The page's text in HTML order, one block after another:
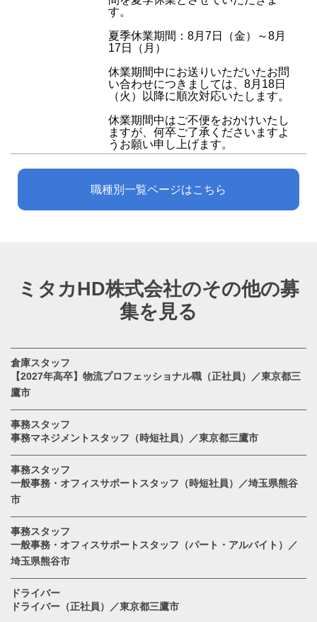
す。
夏季休業期間：8月7日（金）～8月
17日（月）
休業期間中にお送りいただいたお問
い合わせにつきましては、8月18日
（火）以降に順次対応いたします。
休業期間中はご不便をおかけいたし
ますが、何卒ご了承くださいますよ
うお願い申し上げます。
職種別一覧ページはこちら
ミタカHD株式会社のその他の募
集を見る
倉庫スタッフ
【2027年高卒】物流プロフェッショナル職（正社員）／東京都三
鷹市
事務スタッフ
事務マネジメントスタッフ（時短社員）／東京都三鷹市
事務スタッフ
一般事務・オフィスサポートスタッフ（時短社員）／埼玉県熊谷
市
事務スタッフ
一般事務・オフィスサポートスタッフ（パート・アルバイト）／
埼玉県熊谷市
ドライバー
ドライバー（正社員）／東京都三鷹市